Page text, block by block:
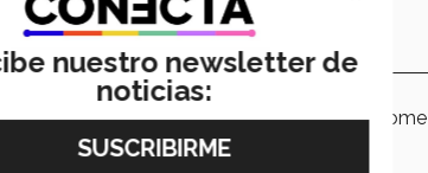
el juramento a la bandera.
como un símbolo de identidad, se tome
nuestro newsletter de
noticias: